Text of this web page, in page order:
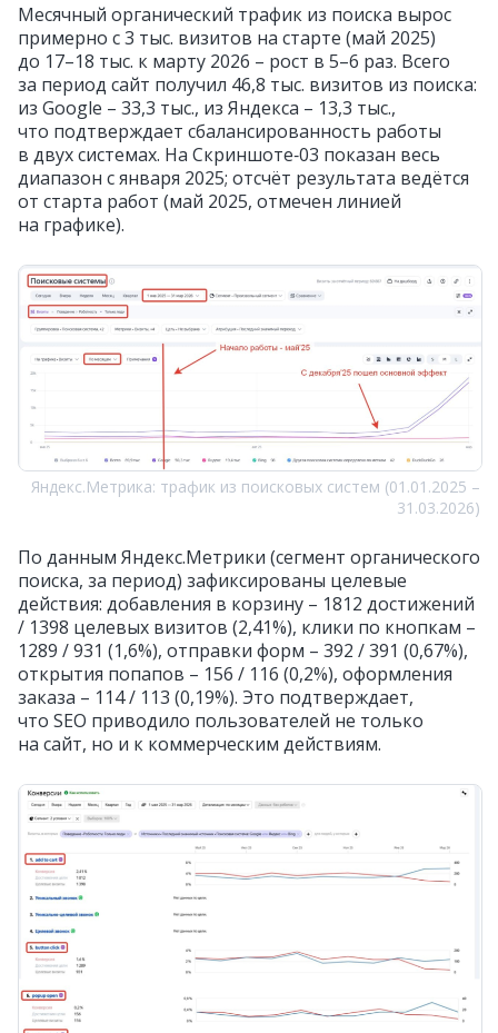
Месячный органический трафик из поиска вырос
примерно с 3 тыс. визитов на старте (май 2025)
до 17–18 тыс. к марту 2026 – рост в 5–6 раз. Всего
за период сайт получил 46,8 тыс. визитов из поиска:
из Google – 33,3 тыс., из Яндекса – 13,3 тыс.,
что подтверждает сбалансированность работы
в двух системах. На Скриншоте‑03 показан весь
диапазон с января 2025; отсчёт результата ведётся
от старта работ (май 2025, отмечен линией
на графике).
Яндекс.Метрика: трафик из поисковых систем (01.01.2025 –
31.03.2026)
По данным Яндекс.Метрики (сегмент органического
поиска, за период) зафиксированы целевые
действия: добавления в корзину – 1812 достижений
/ 1398 целевых визитов (2,41%), клики по кнопкам –
1289 / 931 (1,6%), отправки форм – 392 / 391 (0,67%),
открытия попапов – 156 / 116 (0,2%), оформления
заказа – 114 / 113 (0,19%). Это подтверждает,
что SEO приводило пользователей не только
на сайт, но и к коммерческим действиям.